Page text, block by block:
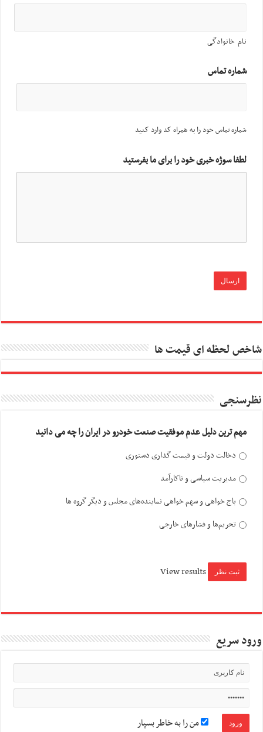
نام خانوادگی
شماره تماس
شماره تماس خود را به همراه کد وارد کنید
لطفا سوژه خبری خود را برای ما بفرستید
شاخص لحظه ای قیمت ها
نظرسنجی
مهم ترین دلیل عدم موفقیت صنعت خودرو در ایران را چه می دانید
دخالت دولت و قیمت گذاری دستوری
مدیریت سیاسی و ناکارآمد
باج خواهی و سهم خواهی نماینده‌های مجلس و دیگر گروه ها
تحریم‌ها و فشارهای خارجی
View results
ورود سریع
من را به خاطر بسپار